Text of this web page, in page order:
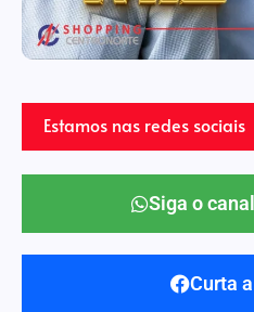
Estamos nas redes sociais
Siga o
Curta